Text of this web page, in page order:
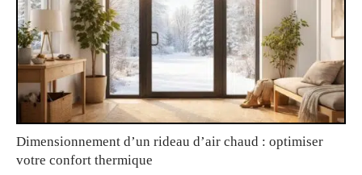
Dimensionnement d’un rideau d’air chaud : optimiser
votre confort thermique